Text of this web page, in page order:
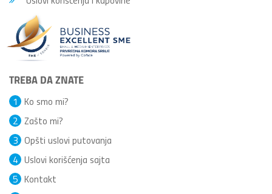
TREBA DA ZNATE
Ko smo mi?
1
Zašto mi?
2
Opšti uslovi putovanja
3
Uslovi korišćenja sajta
4
Kontakt
5